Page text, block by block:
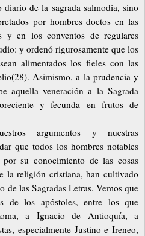
de la sagrada salmodia, sino
por hombres doctos en las
y en los conventos de regulares
y ordenó rigurosamente que los
alimentados los fieles con las
Asimismo, a la prudencia y
aquella veneración a la Sagrada
y fecunda en frutos de
argumentos y nuestras
que todos los hombres notables
su conocimiento de las cosas
la religión cristiana, han cultivado
de las Sagradas Letras. Vemos que
de los apóstoles, entre los que
a Ignacio de Antioquía, a
especialmente Justino e Ireneo,